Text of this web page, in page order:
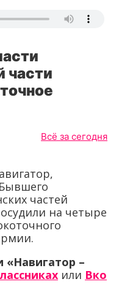
части
Всё за сегодня
частей
на четыре
«Навигатор –
или Вко